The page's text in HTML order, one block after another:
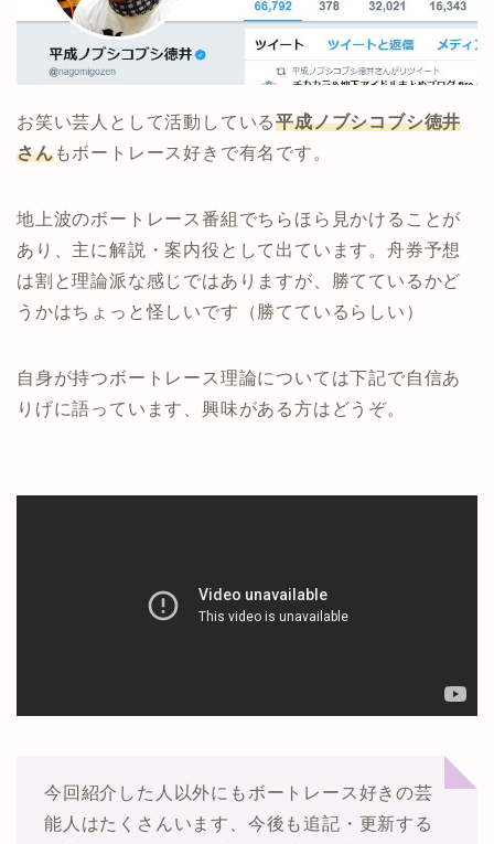
お笑い芸人として活動している平成ノブシコブシ徳井
さんもボートレース好きで有名です。
地上波のボートレース番組でちらほら見かけることが
あり、主に解説・案内役として出ています。舟券予想
は割と理論派な感じではありますが、勝てているかど
うかはちょっと怪しいです（勝てているらしい）
自身が持つボートレース理論については下記で自信あ
りげに語っています、興味がある方はどうぞ。
今回紹介した人以外にもボートレース好きの芸
能人はたくさんいます、今後も追記・更新する